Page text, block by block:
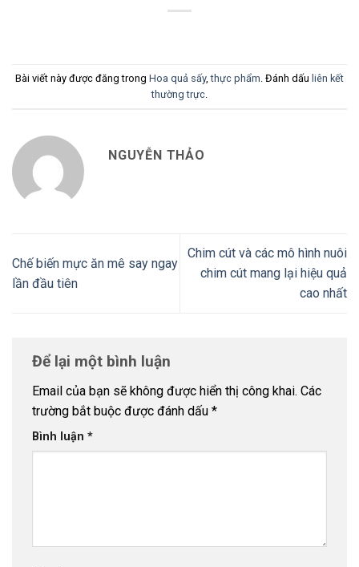
Bài viết này được đăng trong Hoa quả sấy,thực phẩm . Đánh dấu liên kết
thường trực
NGUYỄN THẢO
Chế biến mực ăn mê say ngay
lần đầu tiên
Chim cút và các mô hình nuôi
chim cút mang lại hiệu quả
cao nhất
Để lại một bình luận
Email của bạn sẽ không được hiển thị công khai. Các
trường bắt buộc được đánh dấu *
Bình luận *